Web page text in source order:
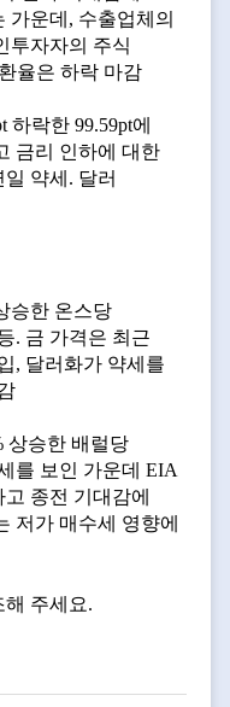
가운데, 수출업체의
투자자의 주식
율은 하락 마감
하락한 99.59pt에
금리 인하에 대한
약세. 달러
승한 온스당
. 금 가격은 최근
, 달러화가 약세를
상승한 배럴당
를 보인 가운데 EIA
종전 기대감에
저가 매수세 영향에
주세요.